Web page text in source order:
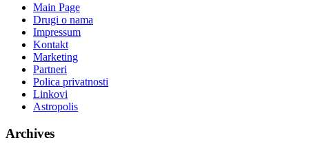
Main Page
Drugi o nama
Impressum
Kontakt
Marketing
Partneri
Polica privatnosti
Linkovi
Astropolis
Archives